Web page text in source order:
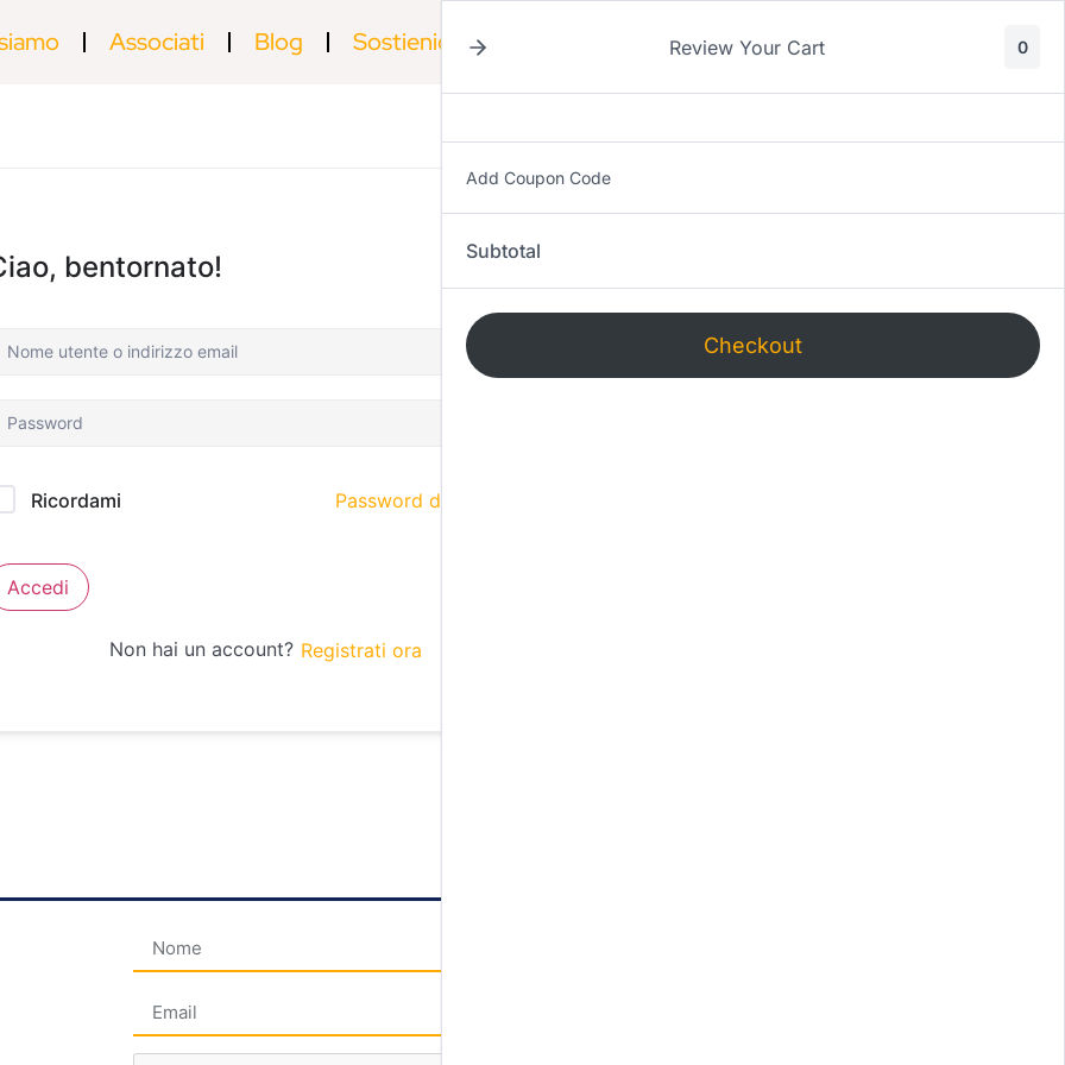
Associati Blog Sostienici
bentornato!
Ricordami Password dimenticata?
Accedi
Non hai un account? Registrati ora
Review Your Cart 0
Add Coupon Code
Subtotal
Checkout